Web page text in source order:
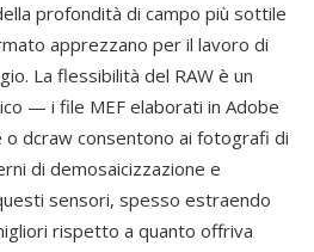
profondità di campo più sottile
apprezzano per il lavoro di
La flessibilità del RAW è un
— i file MEF elaborati in Adobe
o dcraw consentono ai fotografi di
di demosaicizzazione e
sensori, spesso estraendo
rispetto a quanto offriva